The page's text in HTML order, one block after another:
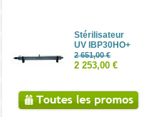
Stérilisateur
UV IBP30HO+
2 651,00 €
2 253,00 €